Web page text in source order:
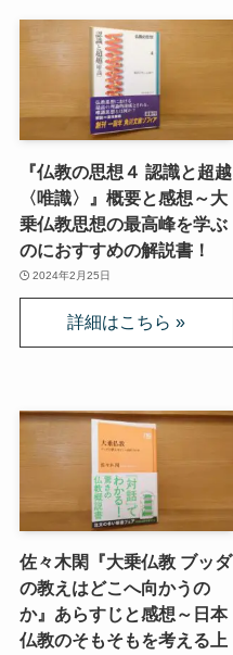
『仏教の思想４ 認識と超越
〈唯識〉』概要と感想～大
乗仏教思想の最高峰を学ぶ
のにおすすめの解説書！
2024年2月25日
佐々木閑『大乗仏教 ブッダ
の教えはどこへ向かうの
か』あらすじと感想～日本
仏教のそもそもを考える上